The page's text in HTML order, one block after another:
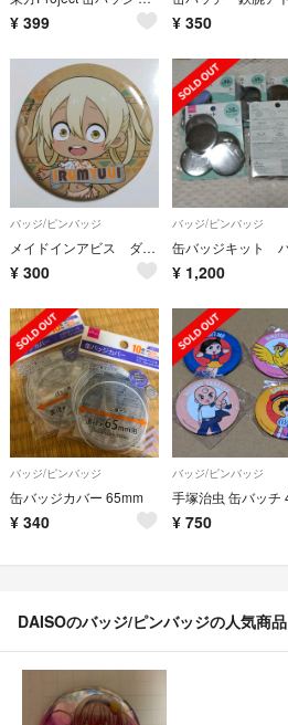
¥ 399 ¥ 350
バッジ/ピンバッジ
メイドインアビス ダイソー イルミューイ 缶バッジ 缶バッチ
¥ 300
バッジ/ピンバッジ
¥ 1,200
バッジ/ピンバッジ
缶バッジカバー 65mm
¥ 340
バッジ/ピンバッジ
¥ 750
DAISOのバッジ/ピンバッジの人気商品